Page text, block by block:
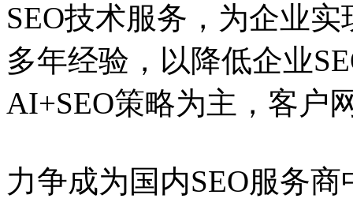
SEO技术服务，为企业
多年经验，以降低企业
AI+SEO策略为主，客户
力争成为国内SEO服务